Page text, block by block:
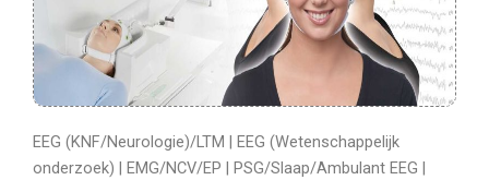
EEG (KNF/Neurologie)/LTM | EEG (Wetenschappelijk
onderzoek) | EMG/NCV/EP | PSG/Slaap/Ambulant EEG |